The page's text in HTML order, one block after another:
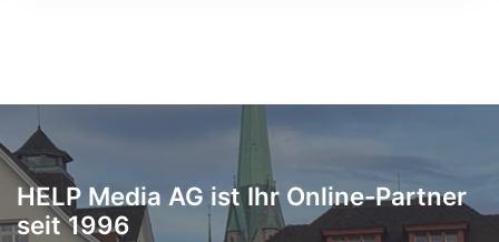
HELP Media AG ist Ihr Online-Partner
seit 1996